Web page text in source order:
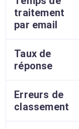
traitement
par email
Taux de
réponse
Erreurs de
classement